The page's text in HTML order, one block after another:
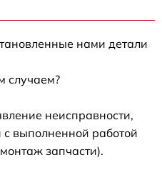
нами детали
случаем?
неисправности,
выполненной работой
запчасти).